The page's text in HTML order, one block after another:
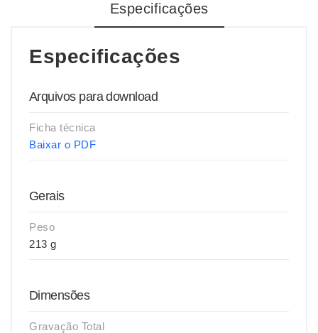
Especificações
Especificações
Arquivos para download
Ficha técnica
Baixar o PDF
Gerais
Peso
213 g
Dimensões
Gravação Total